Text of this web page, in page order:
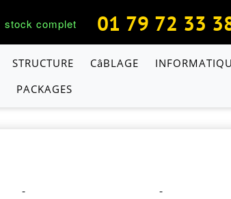
stock complet 01 79 72 33
STRUCTURE CâBLAGE
PACKAGES
- -